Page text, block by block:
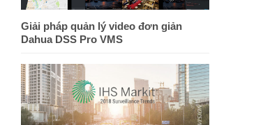
Giải pháp quản lý video đơn giản
Dahua DSS Pro VMS